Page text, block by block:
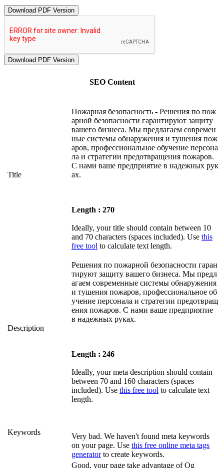
Download PDF Version
SEO Content
Title
Пожарная безопасность - Решения по пож
арной безопасности гарантируют защиту
вашего бизнеса. Мы предлагаем современ
ные системы обнаружения и тушения пож
аров, профессиональное обучение персона
ла и стратегии предотвращения пожаров.
С нами ваше предприятие в надежных рук
ах.
Length : 270
Ideally, your title should contain between 10
and 70 characters (spaces included). Use this
free tool to calculate text length.
Description
Решения по пожарной безопасности гаран
тируют защиту вашего бизнеса. Мы предл
агаем современные системы обнаружения
и тушения пожаров, профессиональное об
учение персонала и стратегии предотвращ
ения пожаров. С нами ваше предприятие
в надежных руках.
Length : 246
Ideally, your meta description should contain
between 70 and 160 characters (spaces
included). Use this free tool to calculate text
length.
Keywords
Very bad. We haven't found meta keywords
on your page. Use this free online meta tags
generatorto create keywords.
Good, your page take advantage of Og